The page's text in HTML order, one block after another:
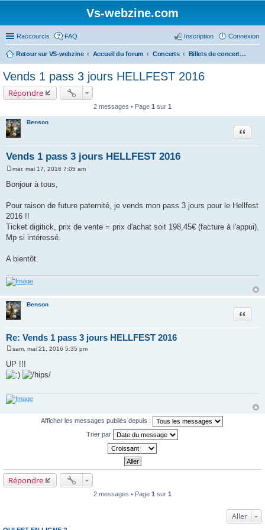
Vs-webzine.com
Raccourcis FAQ Connexion
Inscription
Retour sur VS-webzine Accueil du forum Concerts Billets de concerts et Covoiturages, Infos générales sur les concerts
Vends 1 pass 3 jours HELLFEST 2016
Répondre
2 messages • Page 1 sur 1
Benson
Vends 1 pass 3 jours HELLFEST 2016
Citer
s
g
e
mar. mai 17, 2016 7:05 am
Bonjour à tous,
Pour raison de future paternité, je vends mon pass 3 jours pour le Hellfest
2016 !!
Ticket digitick, prix de vente = prix d'achat soit 198,45€ (facture à l'appui).
Mp si intéressé.
A bientôt.
Benson
Re: Vends 1 pass 3 jours HELLFEST 2016
Citer
e
s
s
e
sam. mai 21, 2016 5:35 pm
UP !!!
Afficher les messages publiés depuis :
Trier par
Répondre
2 messages • Page 1 sur 1
Aller